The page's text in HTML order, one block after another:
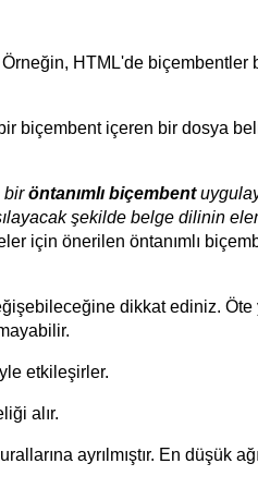
HTML'de
biçembent içeren bir dosya
biröntanımlı biçembent
şekilde belge dilinin
için önerilen öntanımlı
dikkat ediniz.
etkileşirler.
alır.
ayrılmıştır. En düşük